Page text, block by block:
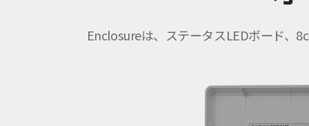
Enclosureは、ステータスLEDボード、